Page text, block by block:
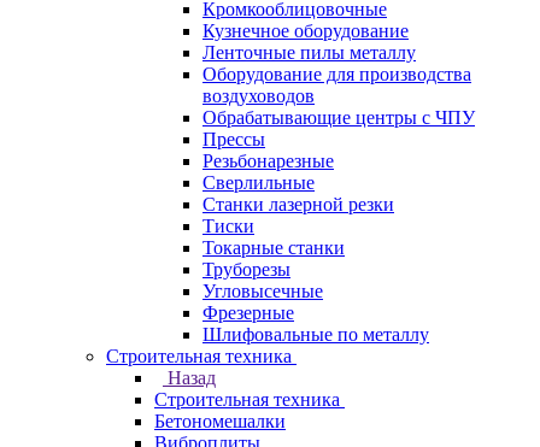
Кромкооблицовочные
Кузнечное оборудование
Ленточные пилы металлу
Оборудование для производства
воздуховодов
Обрабатывающие центры с ЧПУ
Прессы
Резьбонарезные
Сверлильные
Станки лазерной резки
Тиски
Токарные станки
Труборезы
Угловысечные
Фрезерные
Шлифовальные по металлу
Строительная техника
Назад
Строительная техника
Бетономешалки
Виброплиты